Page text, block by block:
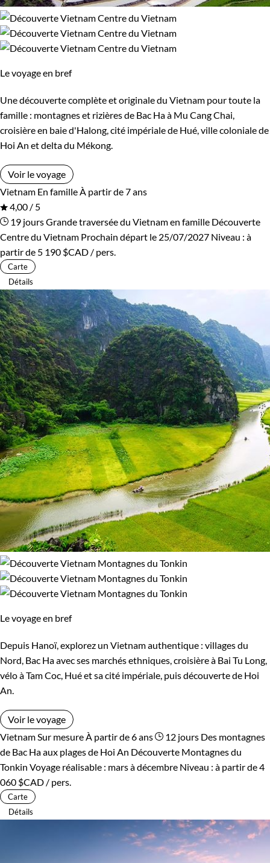
Le voyage en bref
Une découverte complète et originale du Vietnam pour toute la
famille : montagnes et rizières de Bac Ha à Mu Cang Chai,
croisière en baie d'Halong, cité impériale de Hué, ville coloniale de
Hoi An et delta du Mékong.
Voir le voyage
Vietnam En famille À partir de 7 ans
4,00 / 5
19 joursGrande traversée du Vietnam en famille Découverte
Centre du Vietnam Prochain départ le 25/07/2027 Niveau : à
partir de 5 190 $CAD / pers.
Carte
Détails
Le voyage en bref
Depuis Hanoï, explorez un Vietnam authentique : villages du
Nord, Bac Ha avec ses marchés ethniques, croisière à Bai Tu Long,
vélo à Tam Coc, Hué et sa cité impériale, puis découverte de Hoi
An.
Voir le voyage
Vietnam Sur mesure À partir de 6 ans 12 jours Des montagnes
de Bac Ha aux plages de Hoi An Découverte Montagnes du
Tonkin Voyage réalisable : mars à décembre Niveau : à partir de4
060 $CAD / pers.
Carte
Détails